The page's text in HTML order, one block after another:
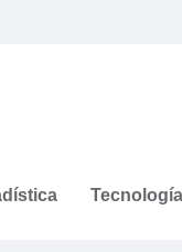
Tecnología